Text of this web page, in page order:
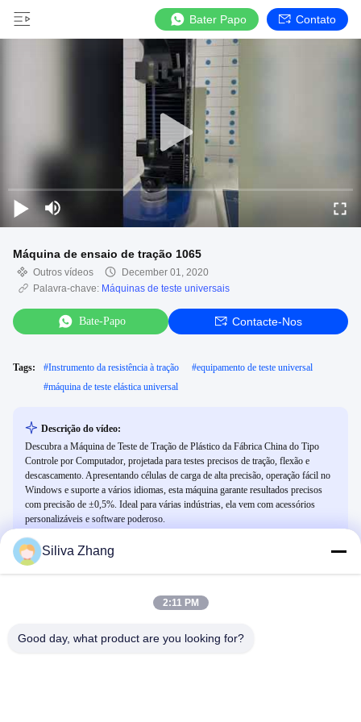
Bater Papo Contato
Máquina de ensaio de tração 1065
Outros vídeos
December 01, 2020
Palavra-chave: Máquinas de teste universais
Bate-Papo Contacte-Nos
Tags: #Instrumento da resistência à tração #equipamento de teste universal
#máquina de teste elástica universal
Descrição do vídeo:
Descubra a Máquina de Teste de Tração de Plástico da Fábrica China do Tipo
Controle por Computador, projetada para testes precisos de tração, flexão e
descascamento. Apresentando células de carga de alta precisão, operação fácil no
Windows e suporte a vários idiomas, esta máquina garante resultados precisos
com precisão de ±0,5%. Ideal para várias indústrias, ela vem com acessórios
personalizáveis e software poderoso.
Siliva Zhang
2:11 PM
Good day, what product are you looking for?